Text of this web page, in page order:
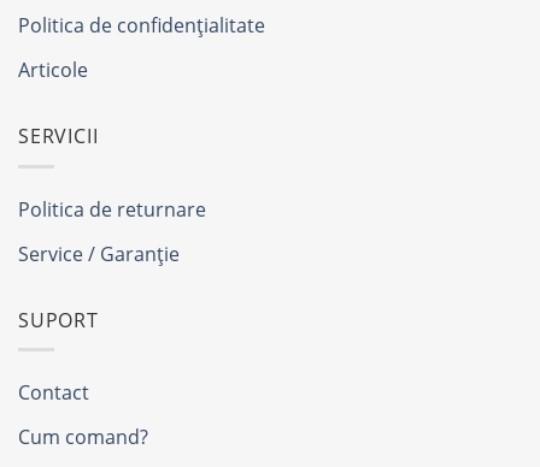
Politica de confidențialitate
Articole
SERVICII
Politica de returnare
Service / Garanție
SUPORT
Contact
Cum comand?